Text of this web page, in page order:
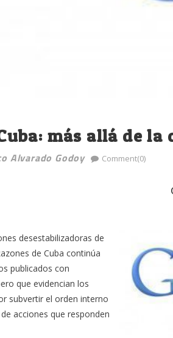
más allá de
Alvarado Godoy Comment(0)
desestabilizadoras de
de Cuba continúa
publicados con
que evidencian los
subvertir el orden interno
acciones que responden